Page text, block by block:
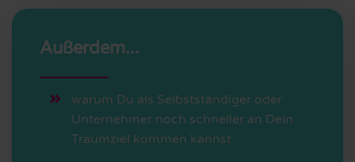
Außerdem...
warum Du als Selbstständiger oder
Unternehmer noch schneller an Dein
Traumziel kommen kannst